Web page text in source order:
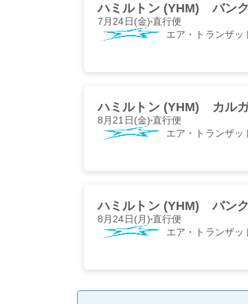
ハミルトン (YHM) バン
7月24日(金)直行便
エア・トランザッ
ハミルトン (YHM) カル
8月21日(金)直行便
エア・トランザッ
ハミルトン (YHM) バン
8月24日(月)直行便
エア・トランザッ